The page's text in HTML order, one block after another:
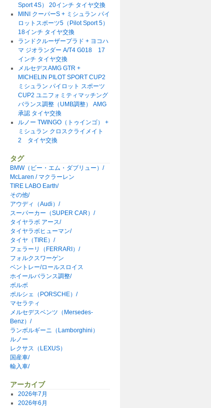
Sport 4S） 20インチ タイヤ交換
MINI クーパーS + ミシュラン パイ
ロットスポーツ5（Pilot Sport 5）
18インチ タイヤ交換
ランドクルーザープラド + ヨコハ
マ ジオランダー A/T4 G018 17
インチ タイヤ交換
メルセデスAMG GTR +
MICHELIN PILOT SPORT CUP2
ミシュラン パイロット スポーツ
CUP2 ユニフォミティマッチング
バランス調整（UMB調整） AMG
承認 タイヤ交換
ルノー TWINGO（トゥインゴ） +
ミシュラン クロスクライメイト
2 タイヤ交換
タグ
BMW（ビー・エム・ダブリュー）/
McLaren / マクラーレン
TIRE LABO Earth/
その他/
アウディ（Audi）/
スーパーカー（SUPER CAR）/
タイヤラボ アース/
タイヤラボヒューマン/
タイヤ（TIRE）/
フェラーリ（FERRARI）/
フォルクスワーゲン
ベントレー/ロールスロイス
ホイールバランス調整/
ボルボ
ポルシェ（PORSCHE）/
マセラティ
メルセデスベンツ（Mersedes-
Benz）/
ランボルギーニ（Lamborghini）
ルノー
レクサス（LEXUS）
国産車/
輸入車/
アーカイブ
2026年7月
2026年6月